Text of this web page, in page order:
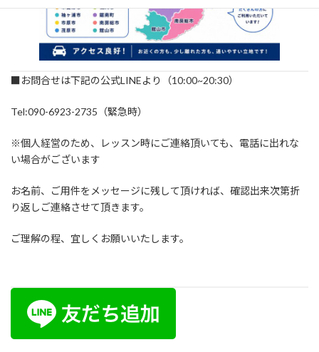
■お問合せは下記の公式LINEより（10:00~20:30）
Tel:090-6923-2735（緊急時）
※個人経営のため、レッスン時にご連絡頂いても、電話に出れな
い場合がございます
お名前、ご用件をメッセージに残して頂ければ、確認出来次第折
り返しご連絡させて頂きます。
ご理解の程、宜しくお願いいたします。